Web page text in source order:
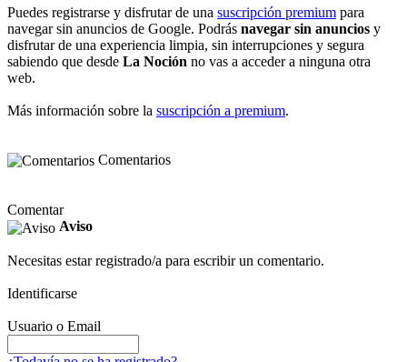
Puedes registrarse y disfrutar de una suscripción premium para
navegar sin anuncios de Google. Podrás navegar sin anuncios y
disfrutar de una experiencia limpia, sin interrupciones y segura
sabiendo que desde La Noción no vas a acceder a ninguna otra
web.
Más información sobre la suscripción a premium.
Comentarios
Comentar
Aviso
Necesitas estar registrado/a para escribir un comentario.
Identificarse
Usuario o Email